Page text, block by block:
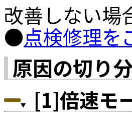
改善しない
●点検修理を
原因の切り
[1]倍速モ